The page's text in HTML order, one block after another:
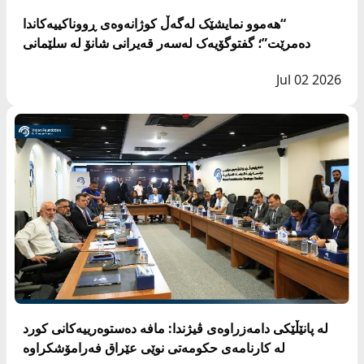
“هەموو نمایشێک لەگەڵ کوژانەوەی ڕووناکییەکاندا
دەمرێت”؛ گفتوگۆیەک لەسەر قەیرانی شانۆ لە سلێمانی
Jul 02 2026
لە پانێڵێکی دامەزراوەی ڤیژندا: مافە دەستوەرییەکانی کورد
لە کارنامەی حکومەتی نوێی عێراق فەرامۆشکراوە